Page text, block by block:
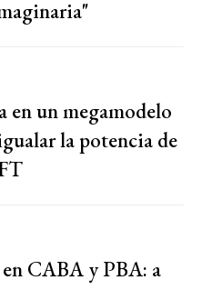
en un megamodelo
la potencia de
CABA y PBA: a